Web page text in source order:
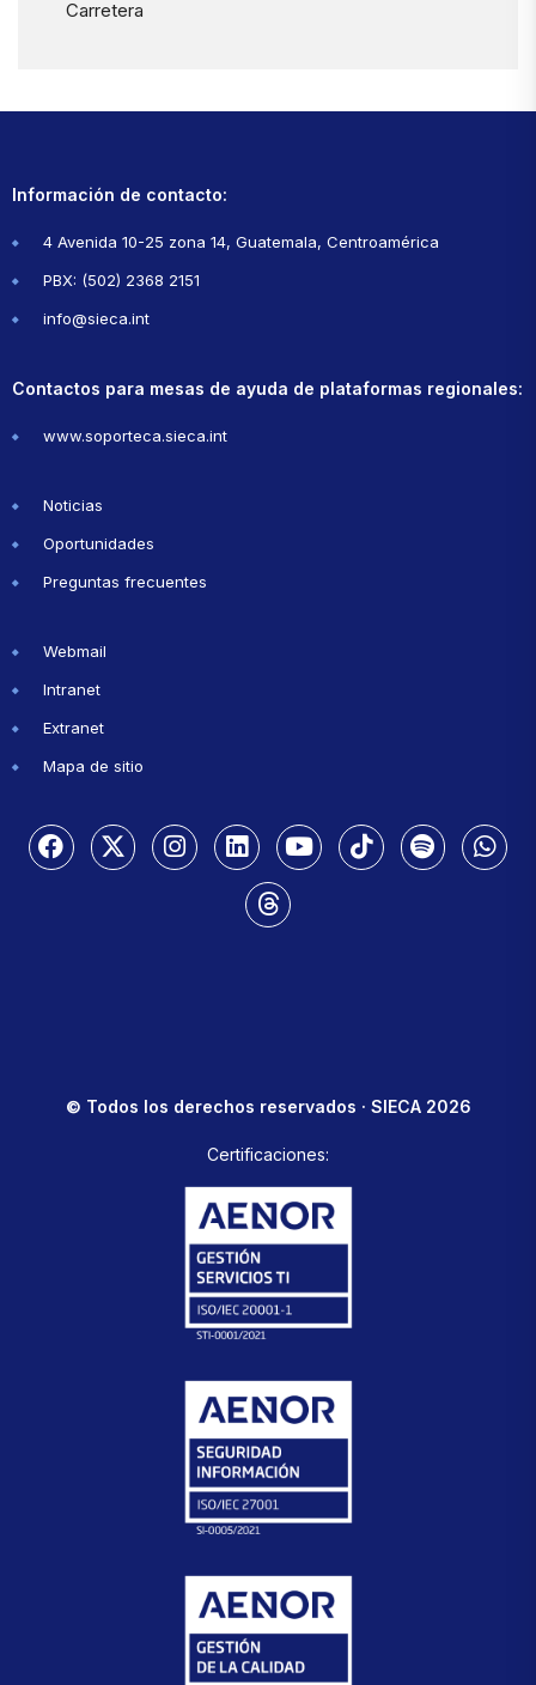
Carretera
Información de contacto:
4 Avenida 10-25 zona 14, Guatemala, Centroamérica
PBX: (502) 2368 2151
info@sieca.int
Contactos para mesas de ayuda de plataformas regionales:
www.soporteca.sieca.int
Noticias
Oportunidades
Preguntas frecuentes
Webmail
Intranet
Extranet
Mapa de sitio
© Todos los derechos reservados · SIECA 2026
Certificaciones: